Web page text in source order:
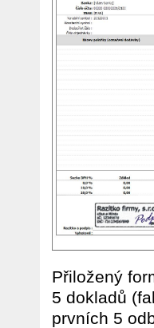
Přiložený
5 dokladů
prvních 5